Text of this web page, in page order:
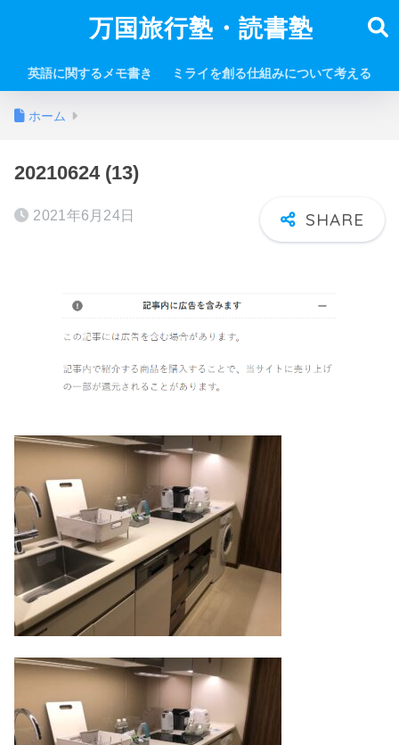
万国旅行塾・読書塾
英語に関するメモ書き ミライを創る仕組みについて考える
ホーム
20210624 (13)
2021年6月24日